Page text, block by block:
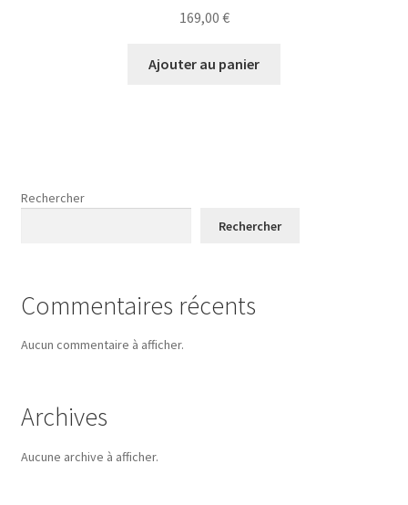
169,00 €
Ajouter au panier
Rechercher
Rechercher
Commentaires récents
Aucun commentaire à afficher.
Archives
Aucune archive à afficher.